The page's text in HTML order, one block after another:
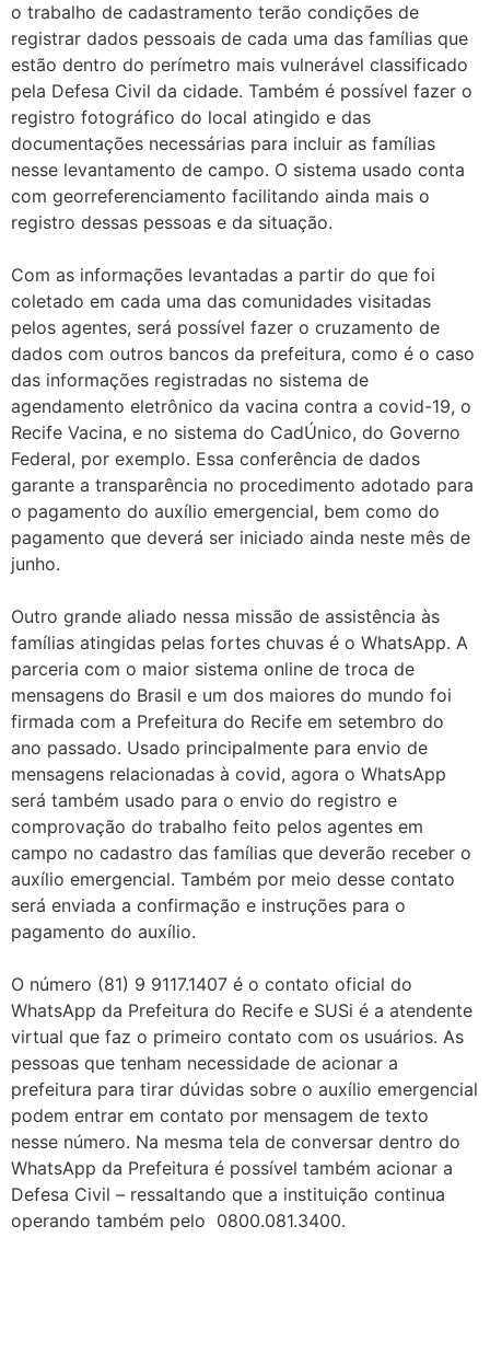
o trabalho de cadastramento terão condições de
registrar dados pessoais de cada uma das famílias que
estão dentro do perímetro mais vulnerável classificado
pela Defesa Civil da cidade. Também é possível fazer o
registro fotográfico do local atingido e das
documentações necessárias para incluir as famílias
nesse levantamento de campo. O sistema usado conta
com georreferenciamento facilitando ainda mais o
registro dessas pessoas e da situação.
Com as informações levantadas a partir do que foi
coletado em cada uma das comunidades visitadas
pelos agentes, será possível fazer o cruzamento de
dados com outros bancos da prefeitura, como é o caso
das informações registradas no sistema de
agendamento eletrônico da vacina contra a covid-19, o
Recife Vacina, e no sistema do CadÚnico, do Governo
Federal, por exemplo. Essa conferência de dados
garante a transparência no procedimento adotado para
o pagamento do auxílio emergencial, bem como do
pagamento que deverá ser iniciado ainda neste mês de
junho.
Outro grande aliado nessa missão de assistência às
famílias atingidas pelas fortes chuvas é o WhatsApp. A
parceria com o maior sistema online de troca de
mensagens do Brasil e um dos maiores do mundo foi
firmada com a Prefeitura do Recife em setembro do
ano passado. Usado principalmente para envio de
mensagens relacionadas à covid, agora o WhatsApp
será também usado para o envio do registro e
comprovação do trabalho feito pelos agentes em
campo no cadastro das famílias que deverão receber o
auxílio emergencial. Também por meio desse contato
será enviada a confirmação e instruções para o
pagamento do auxílio.
O número (81) 9 9117.1407 é o contato oficial do
WhatsApp da Prefeitura do Recife e SUSi é a atendente
virtual que faz o primeiro contato com os usuários. As
pessoas que tenham necessidade de acionar a
prefeitura para tirar dúvidas sobre o auxílio emergencial
podem entrar em contato por mensagem de texto
nesse número. Na mesma tela de conversar dentro do
WhatsApp da Prefeitura é possível também acionar a
Defesa Civil – ressaltando que a instituição continua
operando também pelo 0800.081.3400.